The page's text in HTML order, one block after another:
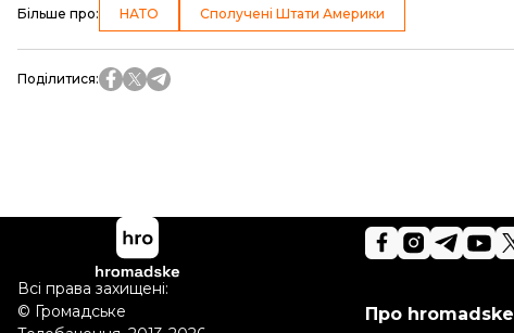
Більше про: НАТО Сполучені Штати Америки
Поділитися:
Про hromadske
Всі права захищені:
© Громадське